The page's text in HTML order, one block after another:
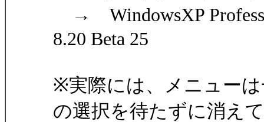
→ WindowsXP
8.20 Beta 25
※実際には、メニュー
の選択を待たずに消え